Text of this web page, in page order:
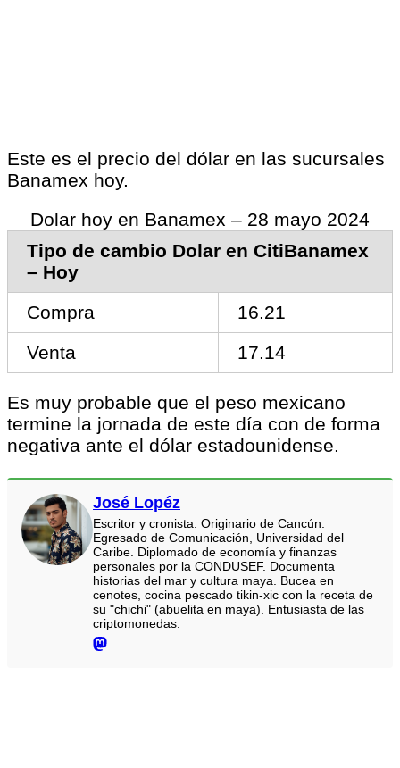
Este es el precio del dólar en las sucursales
Banamex hoy.
Dolar hoy en Banamex – 28 mayo 2024
Tipo de cambio Dolar en CitiBanamex
– Hoy
Compra
16.21
Venta
17.14
Es muy probable que el peso mexicano
termine la jornada de este día con de forma
negativa ante el dólar estadounidense.
José Lopéz
Escritor y cronista. Originario de Cancún.
Egresado de Comunicación, Universidad del
Caribe. Diplomado de economía y finanzas
personales por la CONDUSEF. Documenta
historias del mar y cultura maya. Bucea en
cenotes, cocina pescado tikin-xic con la receta de
su "chichi" (abuelita en maya). Entusiasta de las
criptomonedas.